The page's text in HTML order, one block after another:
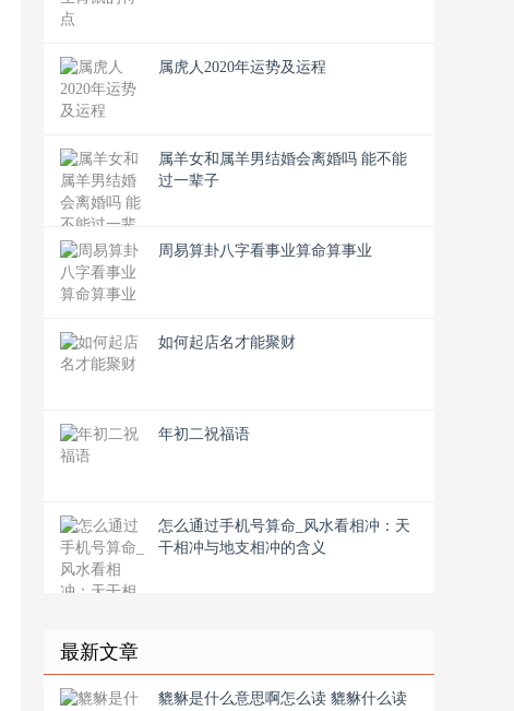
属虎人2020年运势及运程
属羊女和属羊男结婚会离婚吗 能不能
过一辈子
周易算卦八字看事业算命算事业
如何起店名才能聚财
年初二祝福语
怎么通过手机号算命_风水看相冲：天
干相冲与地支相冲的含义
最新文章
貔貅是什么意思啊怎么读 貔貅什么读